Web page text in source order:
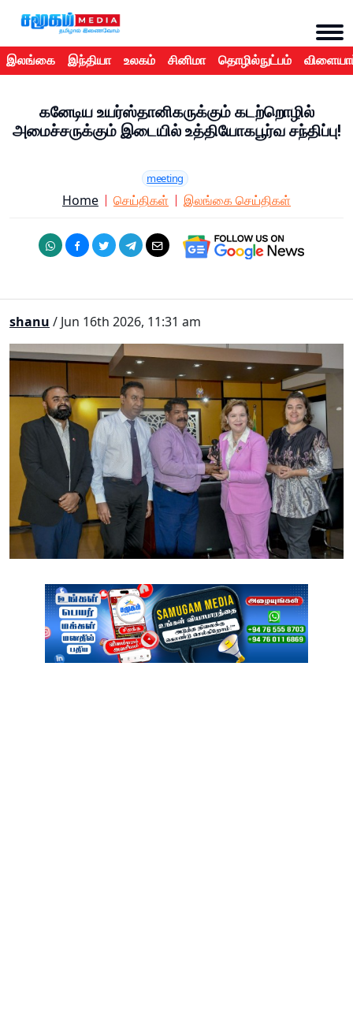
இலங்கை இந்தியா உலகம் சினிமா தொழில்நுட்பம்
கனேடிய உயர்ஸ்தானிகருக்கும் கடற்றொழில்
அமைச்சருக்கும் இடையில் உத்தியோகபூர்வ சந்திப்பு!
meeting
Home செய்திகள் இலங்கை செய்திகள்
shanu / Jun 16th 2026, 11:31 am